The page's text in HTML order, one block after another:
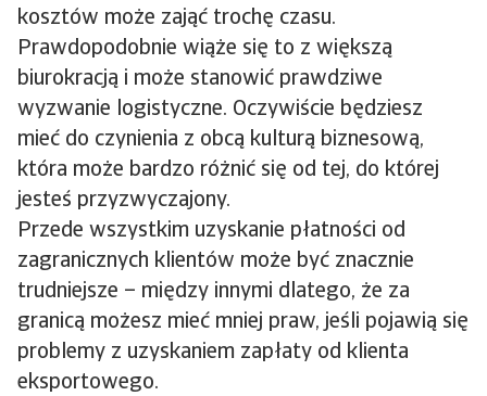
kosztów może zająć trochę czasu.
Prawdopodobnie wiąże się to z większą
biurokracją i może stanowić prawdziwe
wyzwanie logistyczne. Oczywiście będziesz
mieć do czynienia z obcą kulturą biznesową,
która może bardzo różnić się od tej, do której
jesteś przyzwyczajony.
Przede wszystkim uzyskanie płatności od
zagranicznych klientów może być znacznie
trudniejsze – między innymi dlatego, że za
granicą możesz mieć mniej praw, jeśli pojawią się
problemy z uzyskaniem zapłaty od klienta
eksportowego.